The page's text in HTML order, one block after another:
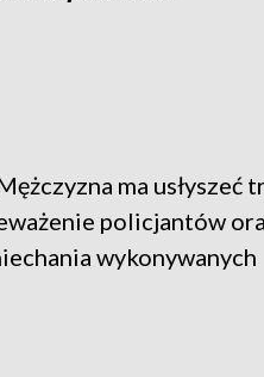
ma usłyszeć
policjantów
wykonywanych